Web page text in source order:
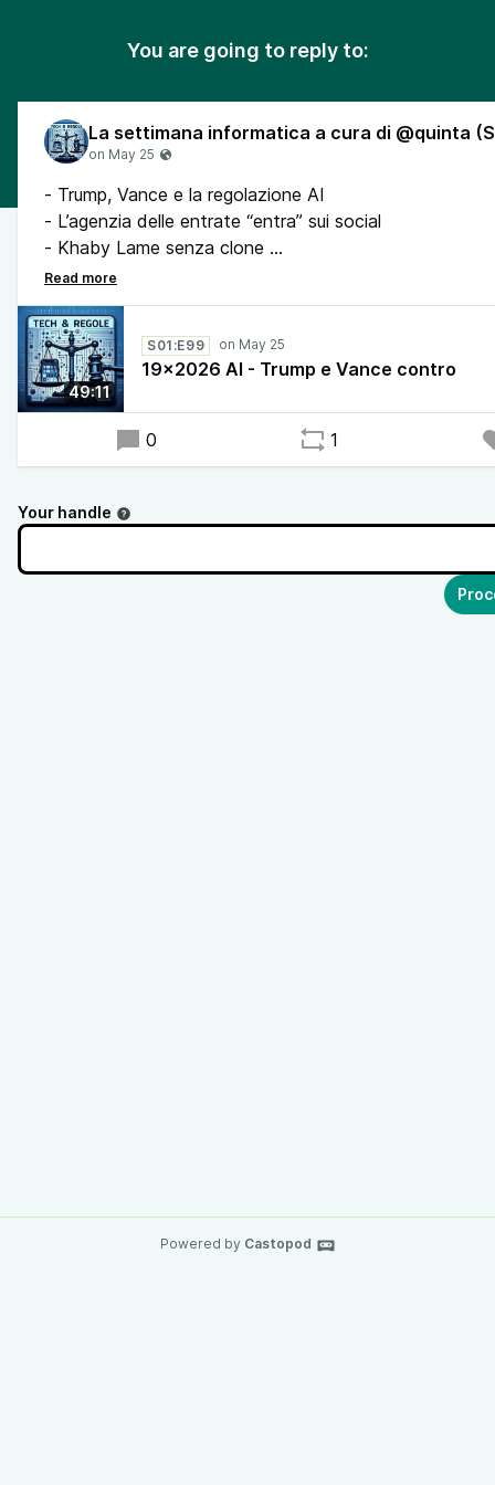
You are going to reply to:
- Trump, Vance e la regolazione AI
- L’agenzia delle entrate “entra” sui social
- Khaby Lame senza clone
- Cosa fanno gli italiani con l’AI?
- SpaceX in borsa
- Starlink fuori uso aiuta Zelensky
- Scova l’accesso abusivo nel Pc del magistrato
- La tv digitale del ministero della Difesa
- L’app della settimana - freedom
- FBI - attenti alla targa
49:11
S01:E99
19x2026 AI - Trump e Vance contro
0 1
Your handle
Powered by Castopod